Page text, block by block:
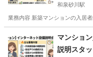
和泉砂川駅
業務内容 新築マンションの入居
マンショ
説明スタ